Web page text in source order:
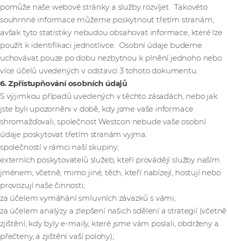
pomůže naše webové stránky a služby rozvíjet. Takovéto
souhrnné informace můžeme poskytnout třetím stranám,
avšak tyto statistiky nebudou obsahovat informace, které lze
použít k identifikaci jednotlivce. Osobní údaje budeme
uchovávat pouze po dobu nezbytnou k plnění jednoho nebo
více účelů uvedených v odstavci 3 tohoto dokumentu.
6. Zpřístupňování osobních údajů
S výjimkou případů uvedených v těchto zásadách, nebo jak
jste byli upozorněni v době, kdy jsme vaše informace
shromažďovali, společnost Westcon nebude vaše osobní
údaje poskytovat třetím stranám vyjma:
společností v rámci naší skupiny;
externích poskytovatelů služeb, kteří provádějí služby naším
jménem, včetně, mimo jiné, těch, kteří nabízejí, hostují nebo
provozují naše činnosti;
za účelem vymáhání smluvních závazků s vámi;
za účelem analýzy a zlepšení našich sdělení a strategií (včetně
zjištění, kdy byly e-maily, které jsme vám poslali, obdrženy a
přečteny, a zjištění vaší polohy);